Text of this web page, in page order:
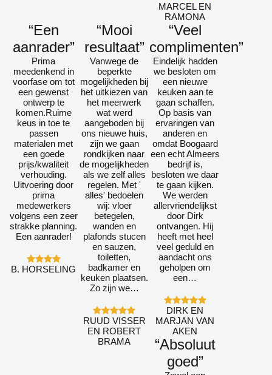
MARCEL EN
RAMONA
“Een
aanrader”
Prima
meedenkend in
voorfase om tot
een gewenst
ontwerp te
komen.Ruime
keus in toe te
passen
materialen met
een goede
prijs/kwaliteit
verhouding.
Uitvoering door
prima
medewerkers
volgens een zeer
strakke planning.
Een aanrader!
B. HORSELING
“Mooi
resultaat”
Vanwege de
beperkte
mogelijkheden bij
het uitkiezen van
het meerwerk
wat werd
aangeboden bij
ons nieuwe huis,
zijn we gaan
rondkijken naar
de mogelijkheden
als we zelf alles
regelen. Met '
alles' bedoelen
wij: vloer
betegelen,
wanden en
plafonds stucen
en sauzen,
toiletten,
badkamer en
keuken plaatsen.
Zo zijn we…
RUUD VISSER
EN ROBERT
BRAMA
“Veel
complimenten”
Eindelijk hadden
we besloten om
een nieuwe
keuken aan te
gaan schaffen.
Op basis van
ervaringen van
anderen en
omdat Boogaard
een echt Almeers
bedrijf is,
besloten we daar
te gaan kijken.
We werden
allervriendelijkst
door Dirk
ontvangen. Hij
heeft met heel
veel geduld en
aandacht ons
geholpen om
een…
DIRK EN
MARJAN VAN
AKEN
“Absoluut
goed”